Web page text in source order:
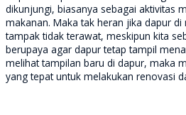
dikunjungi, biasanya sebagai aktivitas
makanan. Maka tak heran jika dapur
tampak tidak terawat, meskipun kita
berupaya agar dapur tetap tampil
melihat tampilan baru di dapur, maka
yang tepat untuk melakukan renovasi